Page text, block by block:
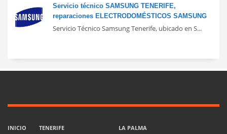
Servicio técnico SAMSUNG TENERIFE,
reparaciones ELECTRODOMÉSTICOS SAMSUNG
Servicio Técnico Samsung Tenerife, ubicado en S...
INICIO
TENERIFE
LA PALMA